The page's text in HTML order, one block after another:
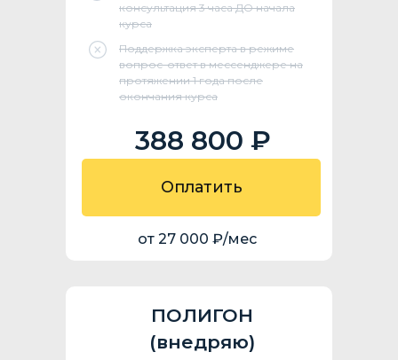
388 800 ₽
от 27 000 ₽/мес
Оплатить
консультация 3 часа ДО начала
курса
ПОЛИГОН
(внедряю)
Поддержка эксперта в режиме
вопрос-ответ в мессенджере на
протяжении 1 года после
окончания курса